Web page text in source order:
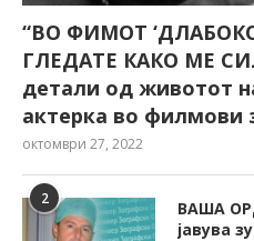
“ВО ФИМОТ
ГЛЕДАТЕ КАКО МЕ
детали од животот
актерка во филмови
октомври 27, 2022
2
ВАША
јавува